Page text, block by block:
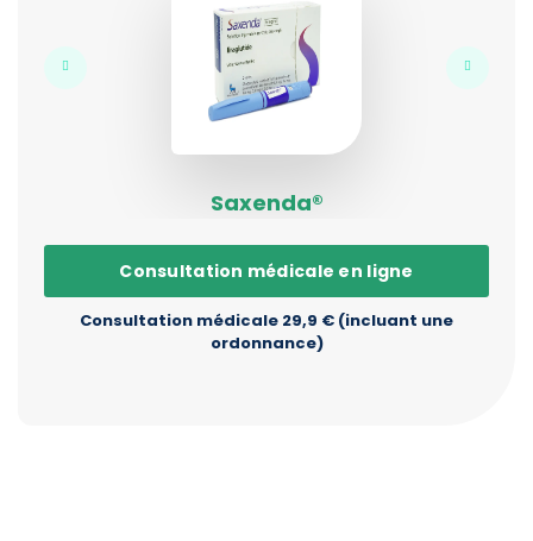
Saxenda®
Consultation médicale en ligne
Consultation médicale 29,9 € (incluant une
ordonnance)